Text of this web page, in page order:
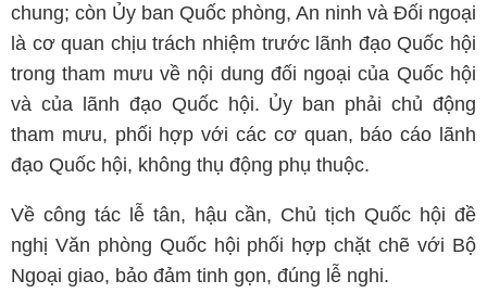
chung; còn Ủy ban Quốc phòng, An ninh và Đối ngoại
là cơ quan chịu trách nhiệm trước lãnh đạo Quốc hội
trong tham mưu về nội dung đối ngoại của Quốc hội
và của lãnh đạo Quốc hội. Ủy ban phải chủ động
tham mưu, phối hợp với các cơ quan, báo cáo lãnh
đạo Quốc hội, không thụ động phụ thuộc.
Về công tác lễ tân, hậu cần, Chủ tịch Quốc hội đề
nghị Văn phòng Quốc hội phối hợp chặt chẽ với Bộ
Ngoại giao, bảo đảm tinh gọn, đúng lễ nghi.